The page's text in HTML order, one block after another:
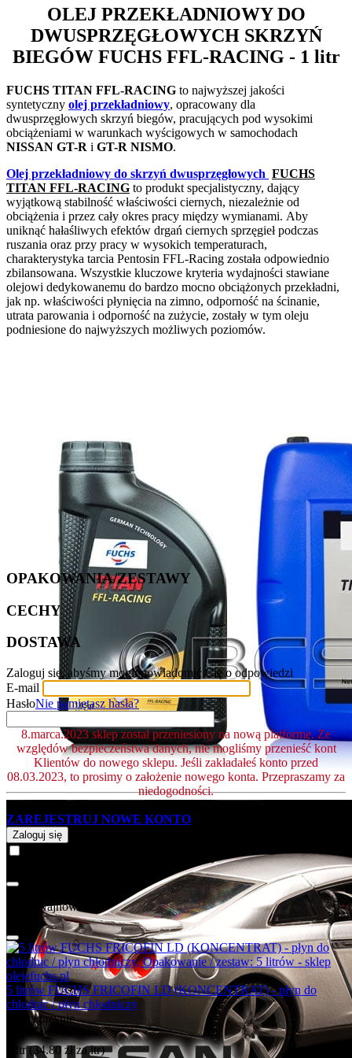
OLEJ PRZEKŁADNIOWY DO
DWUSPRZĘGŁOWYCH SKRZYŃ
BIEGÓW FUCHS FFL-RACING - 1 litr
FUCHS TITAN FFL-RACING to najwyższej jakości
syntetyczny olej przekładniowy, opracowany dla
dwusprzęgłowych skrzyń biegów, pracujących pod wysokimi
obciążeniami w warunkach wyścigowych w samochodach
NISSAN GT-R i GT-R NISMO.
Olej przekładniowy do skrzyń dwusprzęgłowych FUCHS
TITAN FFL-RACING to produkt specjalistyczny, dający
wyjątkową stabilność właściwości ciernych, niezależnie od
obciążenia i przez cały okres pracy między wymianami. Aby
uniknąć hałaśliwych efektów drgań ciernych sprzęgieł podczas
ruszania oraz przy pracy w wysokich temperaturach,
charakterystyka tarcia Pentosin FFL-Racing została odpowiednio
zbilansowana. Wszystkie kluczowe kryteria wydajności stawiane
olejowi dedykowanemu do bardzo mocno obciążonych przekładni,
jak np. właściwości płynięcia na zimno, odporność na ścinanie,
utrata parowania i odporność na zużycie, zostały w tym oleju
podniesione do najwyższych możliwych poziomów.
OPAKOWANIA/ZESTAWY
CECHY
DOSTAWA
Zaloguj się, abyśmy mogli powiadomić Cię o odpowiedzi
E-mail
HasłoNie pamiętasz hasła?
8.marca.2023 sklep został przeniesiony na nową platformę. Ze
względów bezpieczeństwa danych, nie mogliśmy przenieść kont
Klientów do nowego sklepu. Jeśli zakładałeś konto przed
08.03.2023, to prosimy o założenie nowego konta. Przepraszamy za
niedogodności.
ZAREJESTRUJ NOWE KONTO
Zaloguj się
Najnowsze
5 litrów FUCHS FRICOFIN LD (KONCENTRAT) - płyn do
chłodnic / płyn chłodniczy
W magazynie
zł
5 ltr (34.80złza ltr)